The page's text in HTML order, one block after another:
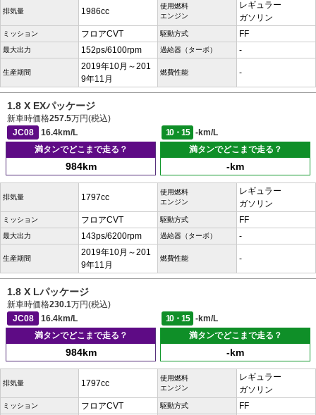
排気量 1986cc
使用燃料
エンジン
レギュラー
ガソリン
ミッション フロアCVT 駆動方式 FF
最大出力 152ps/6100rpm 過給器（ターボ） -
生産期間
2019年10月～201
9年11月
燃費性能 -
1.8 X EXパッケージ
新車時価格257.5万円(税込)
JC08
16.4km/L 10・15
-km/L
満タンでどこまで走る？
984km
満タンでどこまで走る？
-km
排気量 1797cc
使用燃料
エンジン
レギュラー
ガソリン
ミッション フロアCVT 駆動方式 FF
最大出力 143ps/6200rpm 過給器（ターボ） -
生産期間
2019年10月～201
9年11月
燃費性能 -
1.8 X Lパッケージ
新車時価格230.1万円(税込)
JC08
16.4km/L 10・15
-km/L
満タンでどこまで走る？
984km
満タンでどこまで走る？
-km
排気量 1797cc
使用燃料
エンジン
レギュラー
ガソリン
ミッション フロアCVT 駆動方式 FF